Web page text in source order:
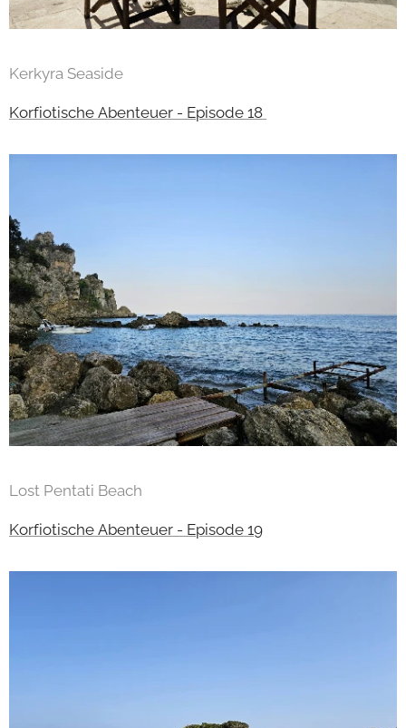
Kerkyra Seaside
Korfiotische Abenteuer - Episode 18
Lost Pentati Beach
Korfiotische Abenteuer - Episode 19